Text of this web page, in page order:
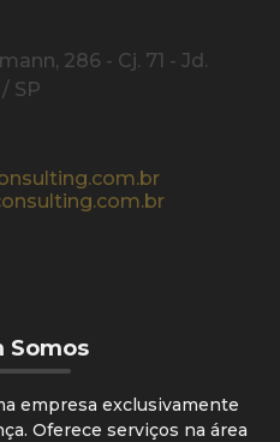
286 - Cj. 71 - Jd.
SP
Somos
empresa exclusivamente
Oferece serviços na área